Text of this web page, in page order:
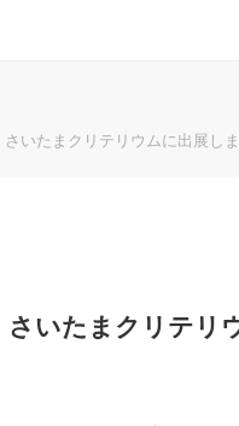
いたまクリテリウムに出展し
いたまクリテリ